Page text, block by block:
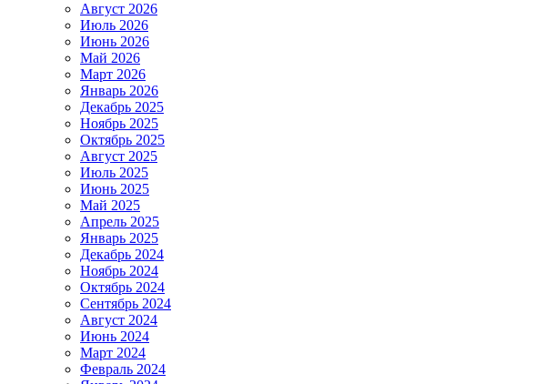
Август 2026
Июль 2026
Июнь 2026
Май 2026
Март 2026
Январь 2026
Декабрь 2025
Ноябрь 2025
Октябрь 2025
Август 2025
Июль 2025
Июнь 2025
Май 2025
Апрель 2025
Январь 2025
Декабрь 2024
Ноябрь 2024
Октябрь 2024
Сентябрь 2024
Август 2024
Июнь 2024
Март 2024
Февраль 2024